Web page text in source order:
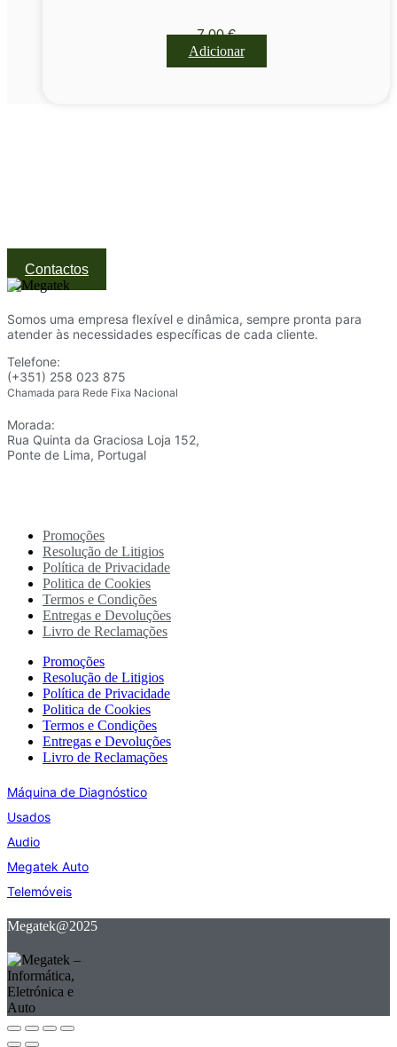
7,00€
Adicionar
Contactos
Somos uma empresa flexível e dinâmica, sempre pronta para
atender às necessidades específicas de cada cliente.
Telefone:
(+351) 258 023 875
Chamada para Rede Fixa Nacional
Morada:
Rua Quinta da Graciosa Loja 152,
Ponte de Lima, Portugal
Promoções
Resolução de Litigios
Política de Privacidade
Politica de Cookies
Termos e Condições
Entregas e Devoluções
Livro de Reclamações
Promoções
Resolução de Litigios
Política de Privacidade
Politica de Cookies
Termos e Condições
Entregas e Devoluções
Livro de Reclamações
Máquina de Diagnóstico
Usados
Audio
Megatek Auto
Telemóveis
Megatek@2025